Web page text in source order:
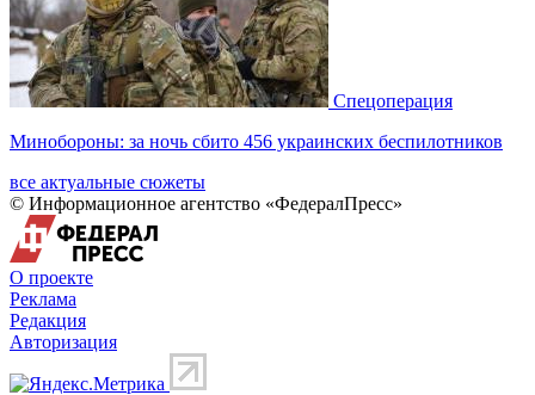
Спецоперация
Минобороны: за ночь сбито 456 украинских беспилотников
все актуальные сюжеты
© Информационное агентство «ФедералПресс»
О проекте
Реклама
Редакция
Авторизация